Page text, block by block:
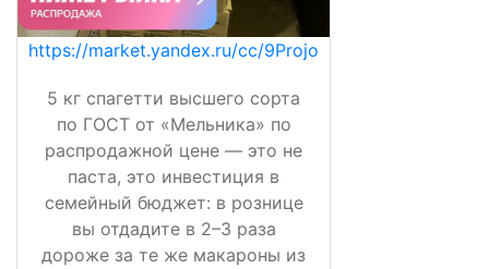
https://market.yandex.ru/cc/9Projo
5 кг спагетти высшего сорта
по ГОСТ от «Мельника» по
распродажной цене — это не
паста, это инвестиция в
семейный бюджет: в рознице
вы отдадите в 2–3 раза
дороже за те же макароны из